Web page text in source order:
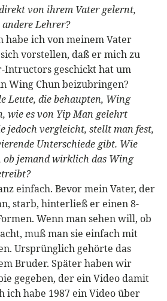
von ihrem Vater gelernt,
Lehrer?
habe ich von meinem Vater
vorstellen, daß er mich zu
Intructors geschickt hat um
Wing Chun beizubringen?
Leute, die behaupten, Wing
wie es von Yip Man gelehrt
jedoch vergleicht, stellt man fest,
Unterschiede gibt. Wie
ob jemand wirklich das Wing
einfach. Bevor mein Vater, der
starb, hinterließ er einen 8-
Wenn man sehen will, ob
muß man sie einfach mit
Ursprünglich gehörte das
Bruder. Später haben wir
gegeben, der ein Video damit
ich habe 1987 ein Video über